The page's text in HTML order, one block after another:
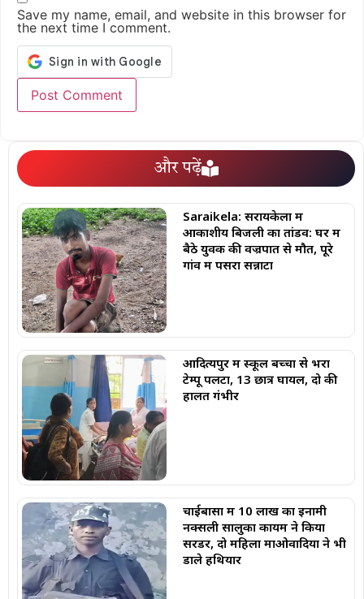
Save my name, email, and website in this browser for
the next time I comment.
और पढ़ें
Saraikela: सरायकेला में
आकाशीय बिजली का तांडव: घर में
बैठे युवक की वज्रपात से मौत, पूरे
गांव में पसरा सन्नाटा
आदित्यपुर में स्कूल बच्चों से भरा
टेम्पू पलटा, 13 छात्र घायल, दो की
हालत गंभीर
चाईबासा में 10 लाख का इनामी
नक्सली सालुका कायम ने किया
सरेंडर, दो महिला माओवादियों ने भी
डाले हथियार